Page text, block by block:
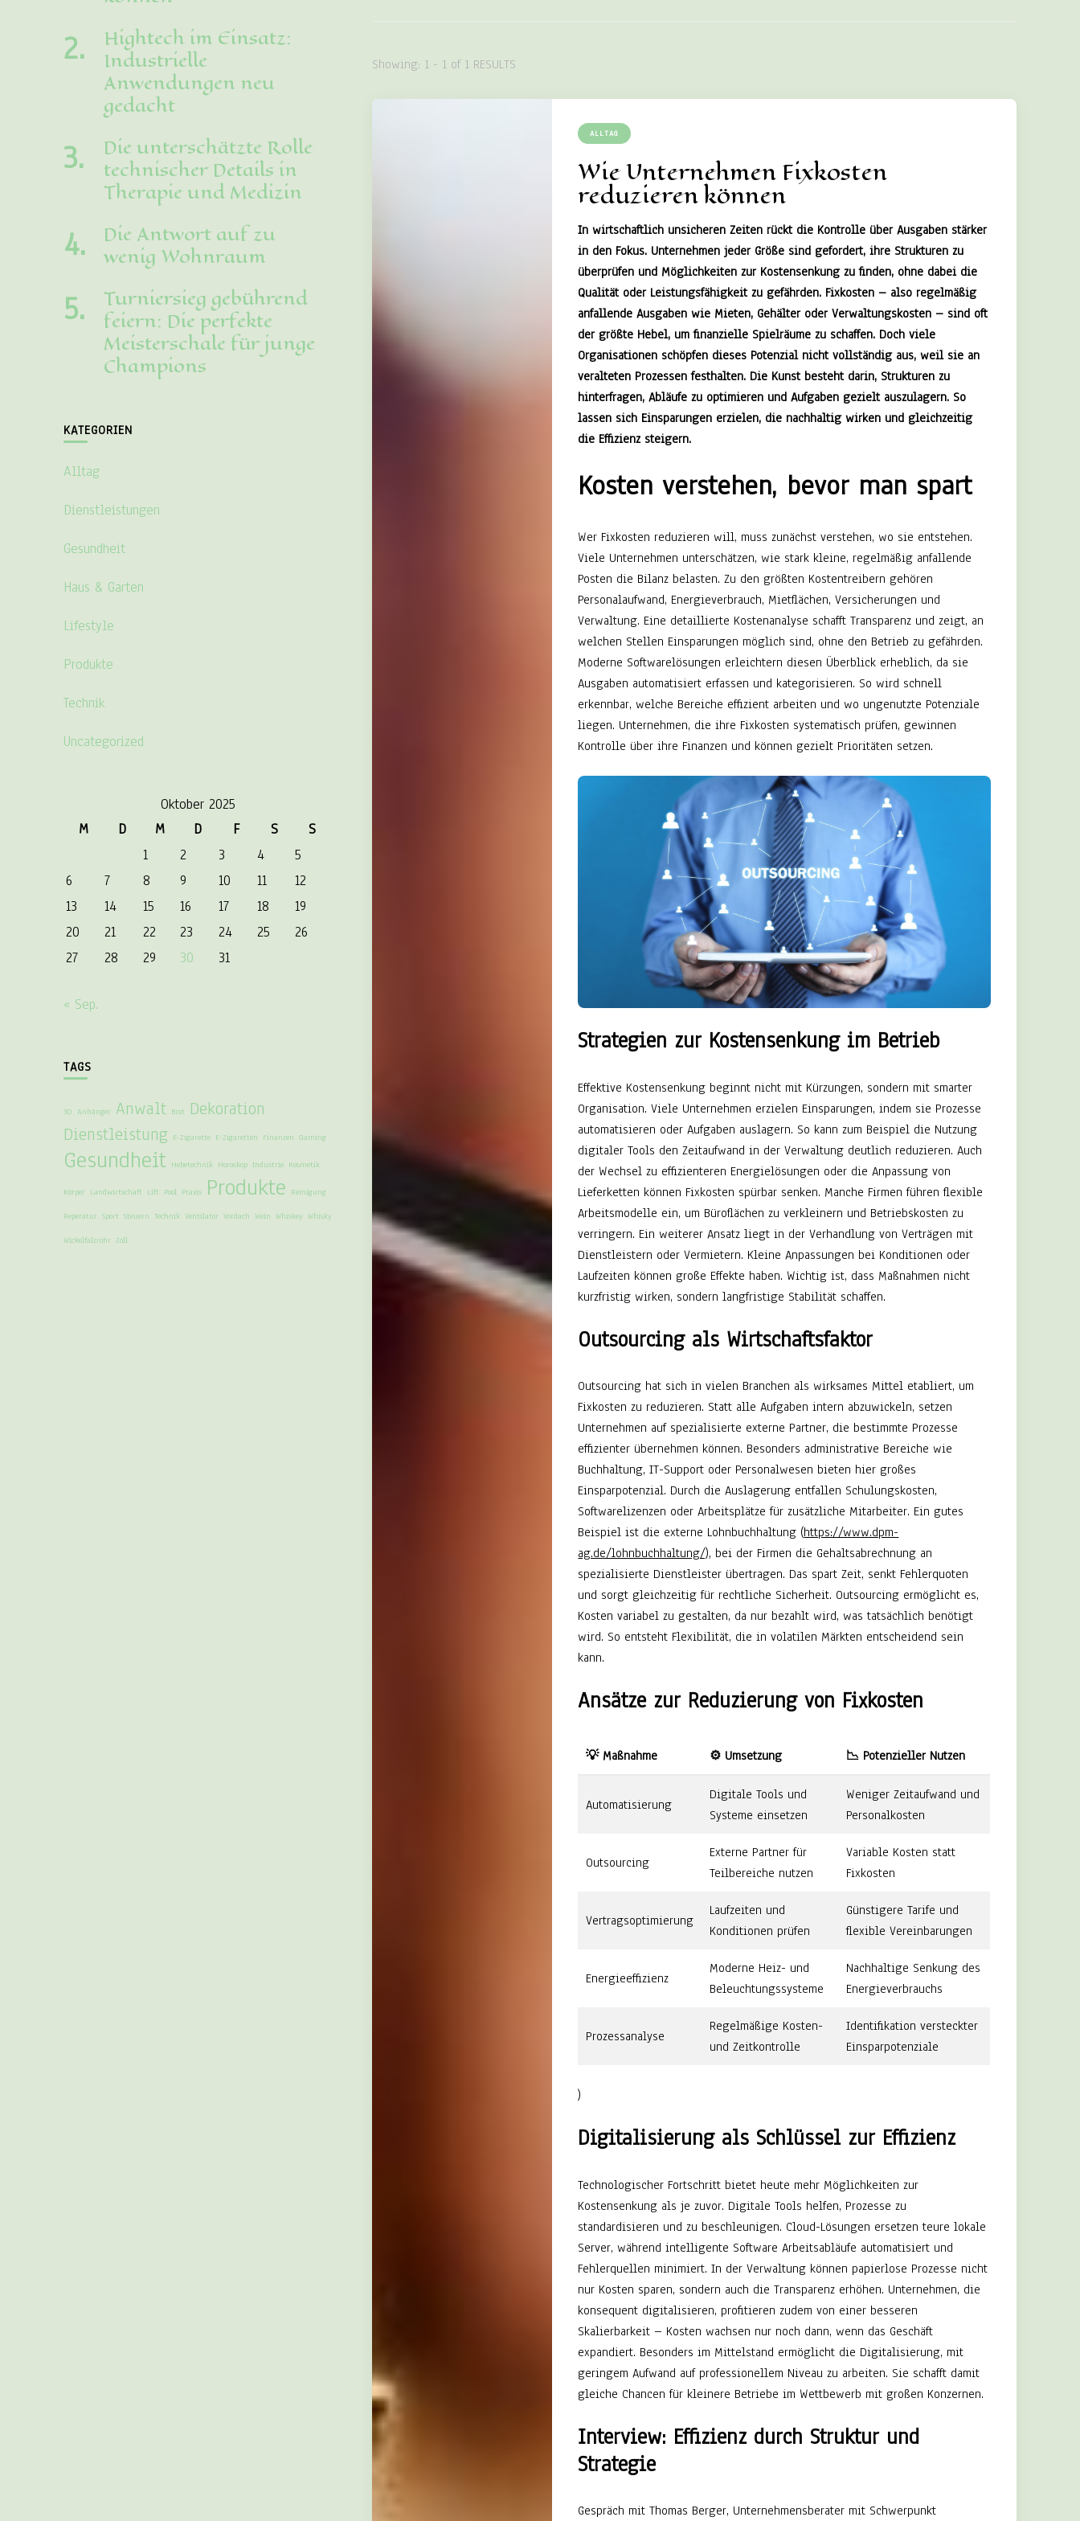
Showing: 1 - 1 of 1 RESULTS
ALLTAG
Wie Unternehmen Fixkosten
reduzieren können
In wirtschaftlich unsicheren Zeiten rückt die Kontrolle über Ausgaben stärker
in den Fokus. Unternehmen jeder Größe sind gefordert, ihre Strukturen zu
überprüfen und Möglichkeiten zur Kostensenkung zu finden, ohne dabei die
Qualität oder Leistungsfähigkeit zu gefährden. Fixkosten – also regelmäßig
anfallende Ausgaben wie Mieten, Gehälter oder Verwaltungskosten – sind oft
der größte Hebel, um finanzielle Spielräume zu schaffen. Doch viele
Organisationen schöpfen dieses Potenzial nicht vollständig aus, weil sie an
veralteten Prozessen festhalten. Die Kunst besteht darin, Strukturen zu
hinterfragen, Abläufe zu optimieren und Aufgaben gezielt auszulagern. So
lassen sich Einsparungen erzielen, die nachhaltig wirken und gleichzeitig
die Effizienz steigern.
Kosten verstehen, bevor man spart
Wer Fixkosten reduzieren will, muss zunächst verstehen, wo sie entstehen.
Viele Unternehmen unterschätzen, wie stark kleine, regelmäßig anfallende
Posten die Bilanz belasten. Zu den größten Kostentreibern gehören
Personalaufwand, Energieverbrauch, Mietflächen, Versicherungen und
Verwaltung. Eine detaillierte Kostenanalyse schafft Transparenz und zeigt, an
welchen Stellen Einsparungen möglich sind, ohne den Betrieb zu gefährden.
Moderne Softwarelösungen erleichtern diesen Überblick erheblich, da sie
Ausgaben automatisiert erfassen und kategorisieren. So wird schnell
erkennbar, welche Bereiche effizient arbeiten und wo ungenutzte Potenziale
liegen. Unternehmen, die ihre Fixkosten systematisch prüfen, gewinnen
Kontrolle über ihre Finanzen und können gezielt Prioritäten setzen.
Strategien zur Kostensenkung im Betrieb
Effektive Kostensenkung beginnt nicht mit Kürzungen, sondern mit smarter
Organisation. Viele Unternehmen erzielen Einsparungen, indem sie Prozesse
automatisieren oder Aufgaben auslagern. So kann zum Beispiel die Nutzung
digitaler Tools den Zeitaufwand in der Verwaltung deutlich reduzieren. Auch
der Wechsel zu effizienteren Energielösungen oder die Anpassung von
Lieferketten können Fixkosten spürbar senken. Manche Firmen führen flexible
Arbeitsmodelle ein, um Büroflächen zu verkleinern und Betriebskosten zu
verringern. Ein weiterer Ansatz liegt in der Verhandlung von Verträgen mit
Dienstleistern oder Vermietern. Kleine Anpassungen bei Konditionen oder
Laufzeiten können große Effekte haben. Wichtig ist, dass Maßnahmen nicht
kurzfristig wirken, sondern langfristige Stabilität schaffen.
Outsourcing als Wirtschaftsfaktor
Outsourcing hat sich in vielen Branchen als wirksames Mittel etabliert, um
Fixkosten zu reduzieren. Statt alle Aufgaben intern abzuwickeln, setzen
Unternehmen auf spezialisierte externe Partner, die bestimmte Prozesse
effizienter übernehmen können. Besonders administrative Bereiche wie
Buchhaltung, IT-Support oder Personalwesen bieten hier großes
Einsparpotenzial. Durch die Auslagerung entfallen Schulungskosten,
Softwarelizenzen oder Arbeitsplätze für zusätzliche Mitarbeiter. Ein gutes
Beispiel ist die externe Lohnbuchhaltung (https://www.dpm-
ag.de/lohnbuchhaltung/), bei der Firmen die Gehaltsabrechnung an
spezialisierte Dienstleister übertragen. Das spart Zeit, senkt Fehlerquoten
und sorgt gleichzeitig für rechtliche Sicherheit. Outsourcing ermöglicht es,
Kosten variabel zu gestalten, da nur bezahlt wird, was tatsächlich benötigt
wird. So entsteht Flexibilität, die in volatilen Märkten entscheidend sein
kann.
Ansätze zur Reduzierung von Fixkosten
💡 Maßnahme ⚙️ Umsetzung 📉 Potenzieller Nutzen
Automatisierung
Digitale Tools und
Systeme einsetzen
Weniger Zeitaufwand und
Personalkosten
Outsourcing
Externe Partner für
Teilbereiche nutzen
Variable Kosten statt
Fixkosten
Vertragsoptimierung
Laufzeiten und
Konditionen prüfen
Günstigere Tarife und
flexible Vereinbarungen
Energieeffizienz
Moderne Heiz- und
Beleuchtungssysteme
Nachhaltige Senkung des
Energieverbrauchs
Prozessanalyse
Regelmäßige Kosten-
und Zeitkontrolle
Identifikation versteckter
Einsparpotenziale
)
Digitalisierung als Schlüssel zur Effizienz
Technologischer Fortschritt bietet heute mehr Möglichkeiten zur
Kostensenkung als je zuvor. Digitale Tools helfen, Prozesse zu
standardisieren und zu beschleunigen. Cloud-Lösungen ersetzen teure lokale
Server, während intelligente Software Arbeitsabläufe automatisiert und
Fehlerquellen minimiert. In der Verwaltung können papierlose Prozesse nicht
nur Kosten sparen, sondern auch die Transparenz erhöhen. Unternehmen, die
konsequent digitalisieren, profitieren zudem von einer besseren
Skalierbarkeit – Kosten wachsen nur noch dann, wenn das Geschäft
expandiert. Besonders im Mittelstand ermöglicht die Digitalisierung, mit
geringem Aufwand auf professionellem Niveau zu arbeiten. Sie schafft damit
gleiche Chancen für kleinere Betriebe im Wettbewerb mit großen Konzernen.
Interview: Effizienz durch Struktur und
Strategie
Gespräch mit Thomas Berger, Unternehmensberater mit Schwerpunkt
Hightech im Einsatz:
Industrielle
Anwendungen neu
gedacht
Die unterschätzte Rolle
technischer Details in
Therapie und Medizin
Die Antwort auf zu
wenig Wohnraum
Turniersieg gebührend
feiern: Die perfekte
Meisterschale für junge
Champions
KATEGORIEN
Alltag
Dienstleistungen
Gesundheit
Haus & Garten
Lifestyle
Produkte
Technik
Uncategorized
Oktober 2025
M
D M D F S
S
1
2 3 4
5
6
7 8 9 10 11
12
13
14 15 16 17 18
19
20
21 22 23 24 25
26
27
28 29 30 31
« Sep.
TAGS
3D Anhänger Anwalt Brot
Dekoration
Dienstleistung
E-Zigarette E-Zigaretten Finanzen Gaming
Gesundheit Hebetechnik Horoskop Industrie Kosmetik
Körper Landwirtschaft Lift Pool Praxis Produkte Reinigung
Reperatur Sport Steuern Technik Ventilator Vordach Wein Whiskey Whisky
Wickelfalzrohr Zoll